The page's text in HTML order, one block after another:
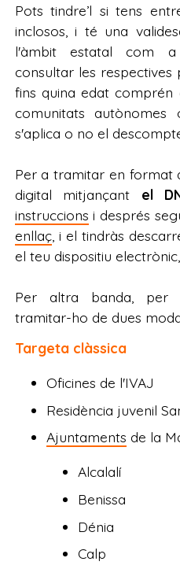
Pots tindre’l si tens
inclosos, i té una
l'àmbit estatal com
consultar les
fins quina edat
comunitats
s'aplica o no el
Per a tramitar en format
digital mitjançant el
instruccions i després
enllaç, i el tindràs
el teu dispositiu
Per altra banda, per
tramitar-ho de dues
Targeta clàssica
Oficines de l'IVAJ
Residència juvenil
Ajuntaments de la
Alcalalí
Benissa
Dénia
Calp